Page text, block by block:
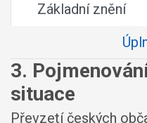
Základní znění
3.
situace
Převzetí českých